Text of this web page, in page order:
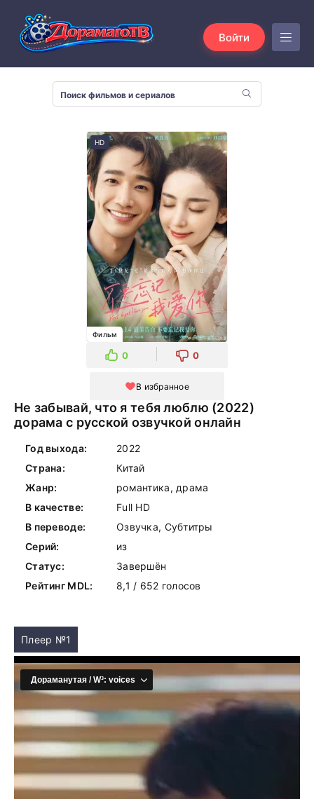
Войти
HD
Фильм
0 0
В избранное
Не забывай, что я тебя люблю (2022)
дорама с русской озвучкой онлайн
Год выхода:
2022
Страна:
Китай
Жанр:
романтика, драма
В качестве:
Full HD
В переводе:
Озвучка, Субтитры
Серий:
из
Статус:
Завершён
Рейтинг MDL:
8,1 / 652 голосов
Плеер №1